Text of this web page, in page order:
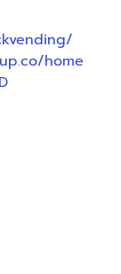
home